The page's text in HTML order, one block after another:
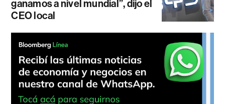
ganamos a nivel mundial”, dijo el
CEO local